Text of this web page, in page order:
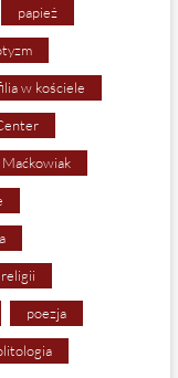
papież
w kościele
poezja